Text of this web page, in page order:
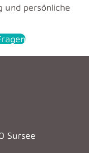
und persönliche
Sursee